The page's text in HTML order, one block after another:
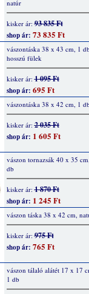
natúr
kisker ár:93 835 Ft
shop ár: 73 835 Ft
vászontáska 38 x 43 cm, 1
hosszú fülek
kisker ár:1 095 Ft
shop ár: 695 Ft
vászontáska 38 x 42 cm, 1
kisker ár:2 035 Ft
shop ár: 1 605 Ft
vászon tornazsák 40 x 35
db
kisker ár:1 870 Ft
shop ár: 1 245 Ft
vászon táska 38 x 42 cm,
kisker ár:975 Ft
shop ár: 765 Ft
vászon tálaló alátét 17 x 17
1 db